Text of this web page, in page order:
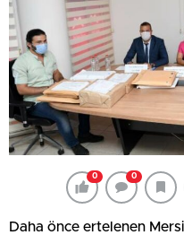
0 0
Daha önce ertelenen